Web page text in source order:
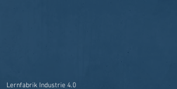
Lernfabrik Industrie 4.0